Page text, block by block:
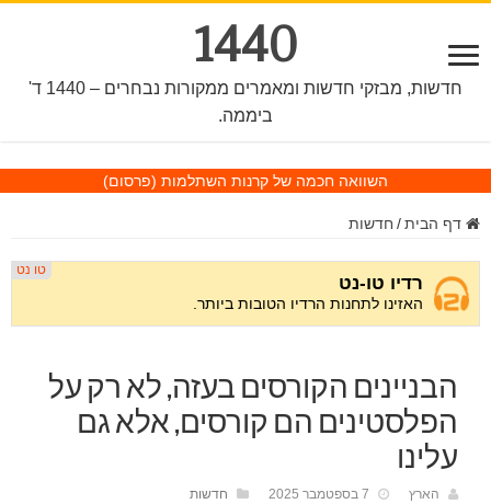
1440
חדשות, מבזקי חדשות ומאמרים ממקורות נבחרים – 1440 ד'
ביממה.
השוואה חכמה של קרנות השתלמות (פרסום)
דף הבית / חדשות
הבניינים הקורסים בעזה, לא רק על
הפלסטינים הם קורסים, אלא גם
עלינו
הארץ 7 בספטמבר 2025 חדשות